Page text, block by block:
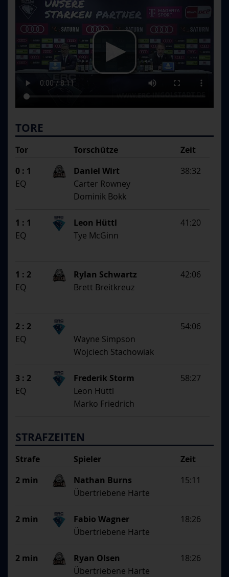
TORE
Tor Zeit
Torschütze
1. Assistent
2. Assistent
SS
0 : 1 38:32
Daniel Wirt
Carter Rowney
Dominik Bokk
EQ
1 : 1 41:20
Leon Hüttl
Tye McGinn
EQ
1 : 2 42:06
Rylan Schwartz
Brett Breitkreuz
EQ
2 : 2
54:06
Wayne Simpson
Wojciech Stachowiak
EQ
3 : 2 58:27
Frederik Storm
Leon Hüttl
Marko Friedrich
EQ
STRAFZEITEN
Strafe Zeit
Spieler
Begründung
2 min 15:11
Nathan Burns
Übertriebene Härte
2 min 18:26
Fabio Wagner
Übertriebene Härte
2 min 18:26
Ryan Olsen
Übertriebene Härte